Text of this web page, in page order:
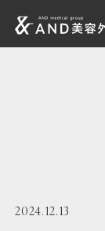
2024.12.13